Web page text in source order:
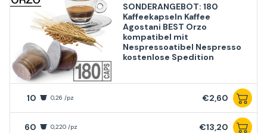
SONDERANGEBOT: 180
Kaffeekapseln Kaffee
Agostani BEST Orzo
kompatibel mit
Nespressoatibel Nespresso
kostenlose Spedition
10 0,26 /pz €2,60
60 0,220 /pz €13,20